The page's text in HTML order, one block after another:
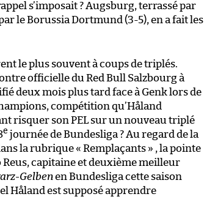
s’imposait ? Augsburg, terrassé par
le Borussia Dortmund (3-5), en a fait les
le plus souvent à coups de triplés.
officielle du Red Bull Salzbourg à
deux mois plus tard face à Genk lors de
compétition qu’Håland
risquer son PEL sur un nouveau triplé
e journée de Bundesliga ? Au regard de la
la rubrique « Remplaçants » , la pointe
Reus, capitaine et deuxième meilleur
Gelbenen Bundesliga cette saison
Håland est supposé apprendre